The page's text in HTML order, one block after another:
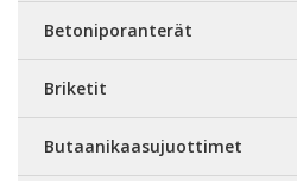
Betoniporanterät
Briketit
Butaanikaasujuottimet